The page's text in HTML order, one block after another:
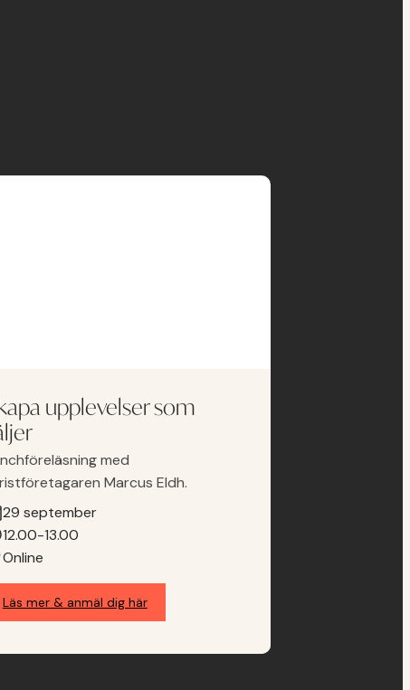
upplevelser som
med
Marcus Eldh.
29 september
12.00-13.00
Online
Läs mer & anmäl dig här